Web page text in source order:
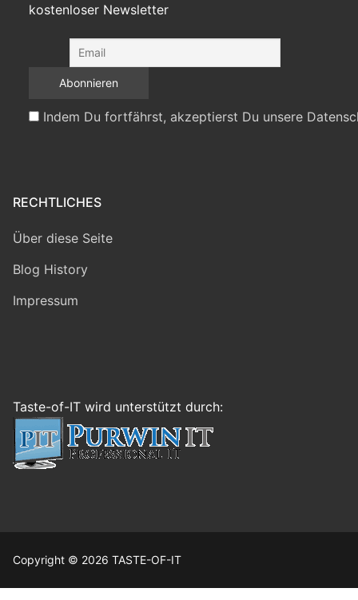
kostenloser Newsletter
Indem Du fortfährst, akzeptierst Du unsere
RECHTLICHES
Über diese Seite
Blog History
Impressum
Taste-of-IT wird unterstützt durch:
Copyright © 2026 TASTE-OF-IT